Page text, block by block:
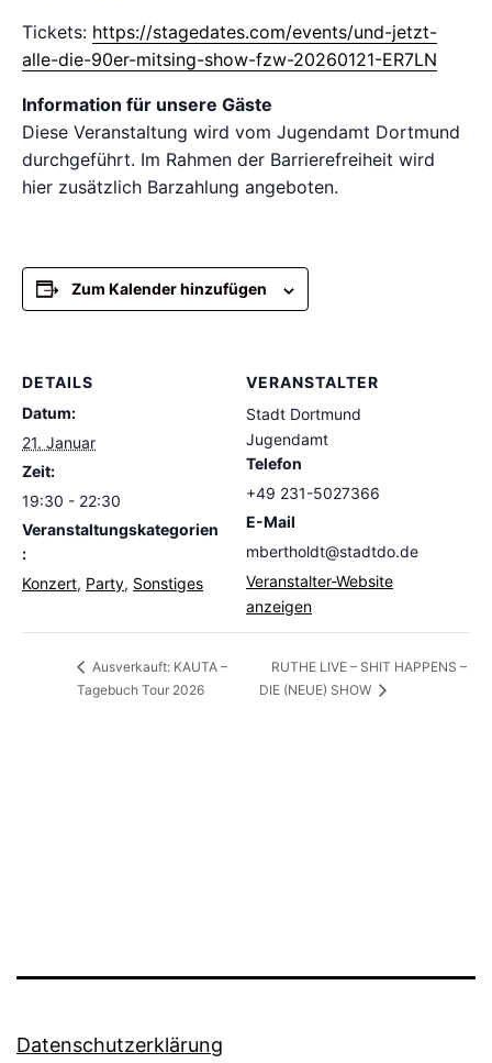
Tickets: https://stagedates.com/events/und-jetzt-
alle-die-90er-mitsing-show-fzw-20260121-ER7LN
Information für unsere Gäste
Diese Veranstaltung wird vom Jugendamt Dortmund
durchgeführt. Im Rahmen der Barrierefreiheit wird
hier zusätzlich Barzahlung angeboten.
Zum Kalender hinzufügen
DETAILS
Datum:
21. Januar
Zeit:
19:30 - 22:30
Veranstaltungskategorien
:
Konzert, Party, Sonstiges
VERANSTALTER
Stadt Dortmund
Jugendamt
Telefon
+49 231-5027366
E-Mail
mbertholdt@stadtdo.de
Veranstalter-Website
anzeigen
Ausverkauft: KAUTA –
Tagebuch Tour 2026
RUTHE LIVE – SHIT HAPPENS –
DIE (NEUE) SHOW
Datenschutzerklärung